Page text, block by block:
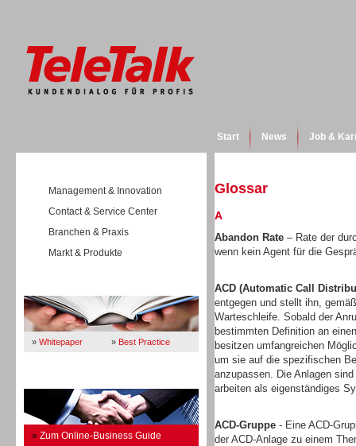
Start News Job &
Management & Innovation
Contact & Service Center
Branchen & Praxis
Markt & Produkte
» Whitepaper » Best Practice
» Zum Online-Business Guide
Glossar
A
Abandon Rate – Rate der
wenn kein Agent für die
ACD (Automatic Call
entgegen und stellt ihn,
Warteschleife. Sobald der
bestimmten Definition an
besitzen umfangreichen
um sie auf die spezifischen
anzupassen. Die Anlagen
arbeiten als eigenständiges
ACD-Gruppe - Eine ACD-
der ACD-Anlage zu einem